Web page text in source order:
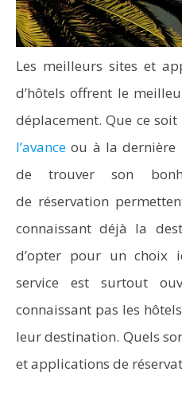
Les meilleurs sites et
d’hôtels offrent le
déplacement. Que ce soit
l’avance ou à la dernière
de trouver son
de réservation
connaissant déjà la
d’opter pour un choix
service est surtout
connaissant pas les
leur destination. Quels
et applications de